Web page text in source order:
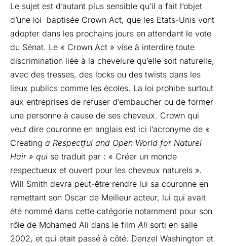
Le sujet est d’autant plus sensible qu’il a fait l’objet
d’une loi baptisée Crown Act, que les Etats-Unis vont
adopter dans les prochains jours en attendant le vote
du Sénat. Le « Crown Act » vise à interdire toute
discrimination liée à la chevelure qu’elle soit naturelle,
avec des tresses, des locks ou des twists dans les
lieux publics comme les écoles. La loi prohibe surtout
aux entreprises de refuser d’embaucher ou de former
une personne à cause de ses cheveux. Crown qui
veut dire couronne en anglais est ici l’acronyme de «
Creating a Respectful and Open World for Naturel
Hair » qui se traduit par : « Créer un monde
respectueux et ouvert pour les cheveux naturels ».
Will Smith devra peut-être rendre lui sa couronne en
remettant son Oscar de Meilleur acteur, lui qui avait
été nommé dans cette catégorie notamment pour son
rôle de Mohamed Ali dans le film Ali sorti en salle
2002, et qui était passé à côté. Denzel Washington et